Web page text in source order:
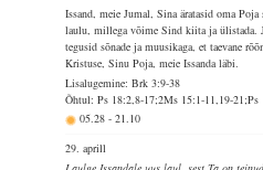
Issand, meie Jumal, Sina äratasid oma
laulu, millega võime Sind kiita ja ülistada.
tegusid sõnade ja muusikaga, et taevane
Kristuse, Sinu Poja, meie Issanda läbi.
Lisalugemine: Brk 3:9-38
Õhtul: Ps 18:2,8-17;2Ms 15:1-11,19-21;Ps
05.28-21.10
29. aprill